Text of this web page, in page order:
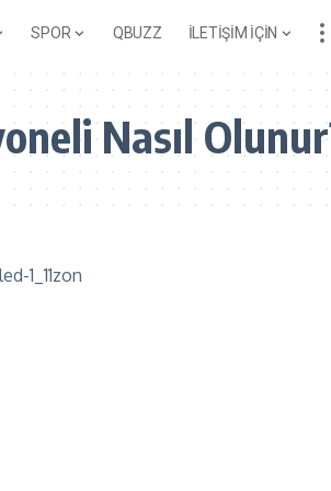
SPOR QBUZZ İLETİŞİM İÇİN
Nasıl